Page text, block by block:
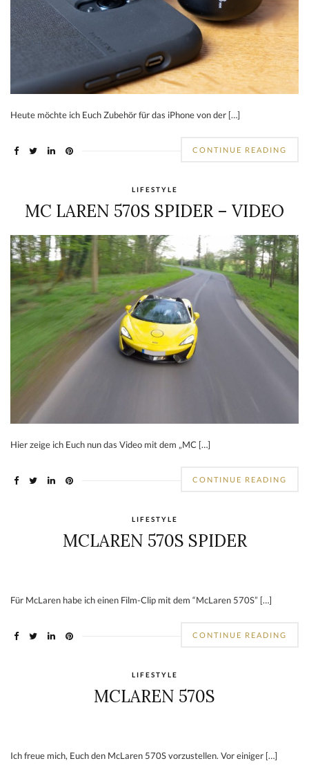
Heute möchte ich Euch Zubehör für das iPhone von der […]
CONTINUE READING
LIFESTYLE
MC LAREN 570S SPIDER – VIDEO
Hier zeige ich Euch nun das Video mit dem „MC […]
CONTINUE READING
LIFESTYLE
MCLAREN 570S SPIDER
Für McLaren habe ich einen Film-Clip mit dem “McLaren 570S” […]
CONTINUE READING
LIFESTYLE
MCLAREN 570S
Ich freue mich, Euch den McLaren 570S vorzustellen. Vor einiger […]